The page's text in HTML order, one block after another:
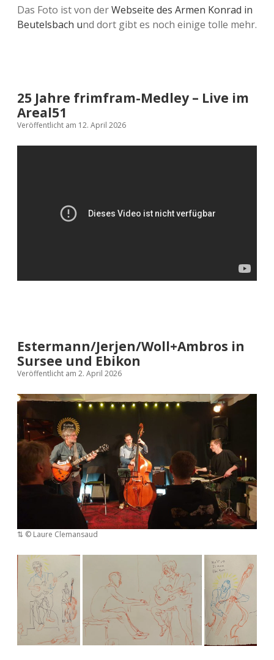
Das Foto ist von derWebseite des Armen Konrad in
Beutelsbach und dort gibt es noch einige tolle mehr.
25 Jahre frimfram-Medley – Live im
Areal51
Veröffentlicht am 12. April 2026
Estermann/Jerjen/Woll+Ambros in
Sursee und Ebikon
Veröffentlicht am 2. April 2026
⇅ ©️ Laure Clemansaud